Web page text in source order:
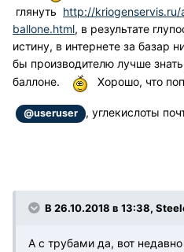
глянуть http://
ballone.html, в результате
истину, в интернете за базар
бы производителю лучше
баллоне.
Хорошо, что
@useruser , углекислоты
В 26.10.2018 в 13:38,
А с трубами да, вот